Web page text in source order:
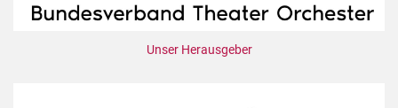
Unser Herausgeber